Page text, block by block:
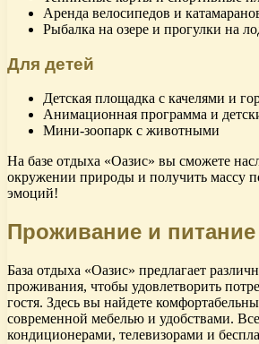
Аренда велосипедов и
Рыбалка на озере и прогулки на
Для детей
Детская площадка с качелями и
Анимационная программа и
Мини-зоопарк с животными
На базе отдыха «Оазис» вы сможете
окружении природы и получить массу
эмоций!
Проживание и питание
База отдыха «Оазис» предлагает
проживания, чтобы удовлетворить
гостя. Здесь вы найдете
современной мебелью и удобствами.
кондиционерами, телевизорами и